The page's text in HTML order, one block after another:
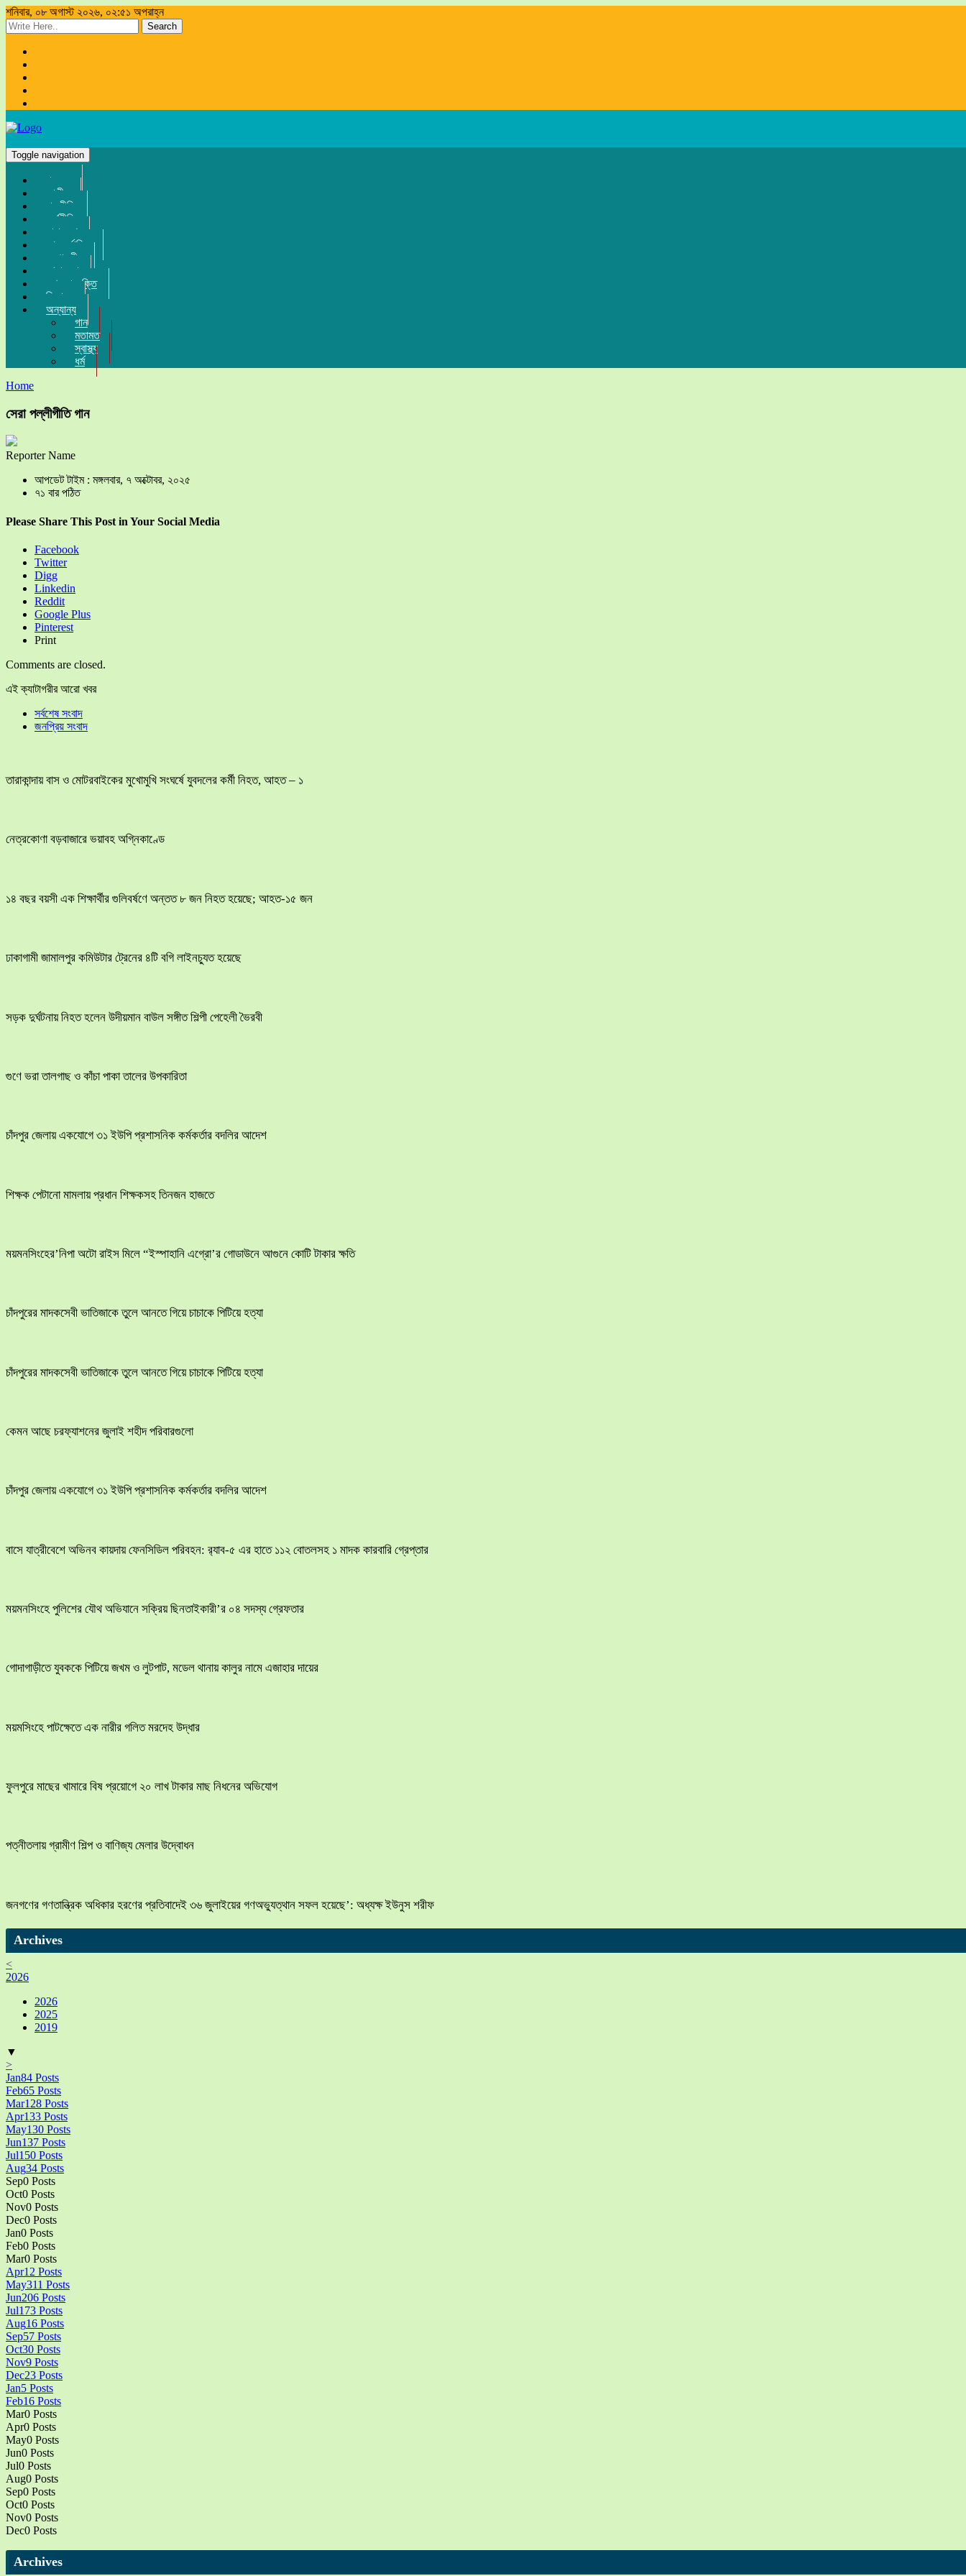
শনিবার, ০৮ অগাস্ট ২০২৬, ০২:৫১ অপরাহ্ন
Search
Toggle navigation
প্রচ্ছদ
জাতীয়
রাজনীতি
অর্থনীতি
সারা দেশ
আন্তর্জাতিক
সম্পাদকীয়
খেলা-ধুলা
তথ্য-প্রযুক্তি
বিনোদন
অন্যান্য
গান
মতামত
স্বাস্থ্য
ধর্ম
Home
সেরা পল্লীগীতি গান
Reporter Name
আপডেট টাইম : মঙ্গলবার, ৭ অক্টোবর, ২০২৫
৭১ বার পঠিত
Please Share This Post in Your Social Media
Facebook
Twitter
Digg
Linkedin
Reddit
Google Plus
Pinterest
Print
Comments are closed.
এই ক্যাটাগরীর আরো খবর
সর্বশেষ সংবাদ
জনপ্রিয় সংবাদ
তারাকান্দায় বাস ও মোটরবাইকের মুখোমুখি সংঘর্ষে যুবদলের কর্মী নিহত, আহত – ১
নেত্রকোণা বড়বাজারে ভয়াবহ অগ্নিকাণ্ডে
১৪ বছর বয়সী এক শিক্ষার্থীর গুলিবর্ষণে অন্তত ৮ জন নিহত হয়েছে; আহত-১৫ জন
ঢাকাগামী জামালপুর কমিউটার ট্রেনের ৪টি বগি লাইনচ্যুত হয়েছে
সড়ক দুর্ঘটনায় নিহত হলেন উদীয়মান বাউল সঙ্গীত শিল্পী পেহেলী ভৈরবী
গুণে ভরা তালগাছ ও কাঁচা পাকা তালের উপকারিতা
চাঁদপুর জেলায় একযোগে ৩১ ইউপি প্রশাসনিক কর্মকর্তার বদলির আদেশ
শিক্ষক পেটানো মামলায় প্রধান শিক্ষকসহ তিনজন হাজতে
ময়মনসিংহের’নিপা অটো রাইস মিলে “ইস্পাহানি এগ্রো’র গোডাউনে আগুনে কোটি টাকার ক্ষতি
চাঁদপুরের মাদকসেবী ভাতিজাকে তুলে আনতে গিয়ে চাচাকে পিটিয়ে হত্যা
চাঁদপুরের মাদকসেবী ভাতিজাকে তুলে আনতে গিয়ে চাচাকে পিটিয়ে হত্যা
কেমন আছে চরফ্যাশনের জুলাই শহীদ পরিবারগুলো
চাঁদপুর জেলায় একযোগে ৩১ ইউপি প্রশাসনিক কর্মকর্তার বদলির আদেশ
বাসে যাত্রীবেশে অভিনব কায়দায় ফেনসিডিল পরিবহন: র‍্যাব-৫ এর হাতে ১১২ বোতলসহ ১ মাদক কারবারি গ্রেপ্তার
ময়মনসিংহে পুলিশের যৌথ অভিযানে সক্রিয় ছিনতাইকারী’র ০৪ সদস্য গ্রেফতার
​গোদাগাড়ীতে যুবককে পিটিয়ে জখম ও লুটপাট, মডেল থানায় কালুর নামে এজাহার দায়ের
ময়মসিংহে পাটক্ষেতে এক নারীর গলিত মরদেহ উদ্ধার
ফুলপুরে মাছের খামারে বিষ প্রয়োগে ২০ লাখ টাকার মাছ নিধনের অভিযোগ
পত্নীতলায় গ্রামীণ শিল্প ও বাণিজ্য মেলার উদ্বোধন
জনগণের গণতান্ত্রিক অধিকার হরণের প্রতিবাদেই ৩৬ জুলাইয়ের গণঅভ্যুত্থান সফল হয়েছে’: অধ্যক্ষ ইউনুস শরীফ
Archives
<
2026
2026
2025
2019
▼
>
Jan84 Posts
Feb65 Posts
Mar128 Posts
Apr133 Posts
May130 Posts
Jun137 Posts
Jul150 Posts
Aug34 Posts
Sep0 Posts
Oct0 Posts
Nov0 Posts
Dec0 Posts
Jan0 Posts
Feb0 Posts
Mar0 Posts
Apr12 Posts
May311 Posts
Jun206 Posts
Jul173 Posts
Aug16 Posts
Sep57 Posts
Oct30 Posts
Nov9 Posts
Dec23 Posts
Jan5 Posts
Feb16 Posts
Mar0 Posts
Apr0 Posts
May0 Posts
Jun0 Posts
Jul0 Posts
Aug0 Posts
Sep0 Posts
Oct0 Posts
Nov0 Posts
Dec0 Posts
Archives